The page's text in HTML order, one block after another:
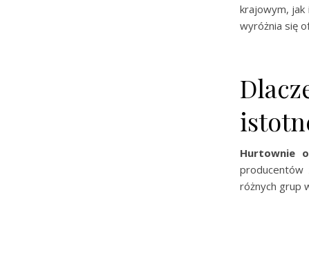
krajowym, jak
wyróżnia się
Hurtownie
producentów
różnych grup